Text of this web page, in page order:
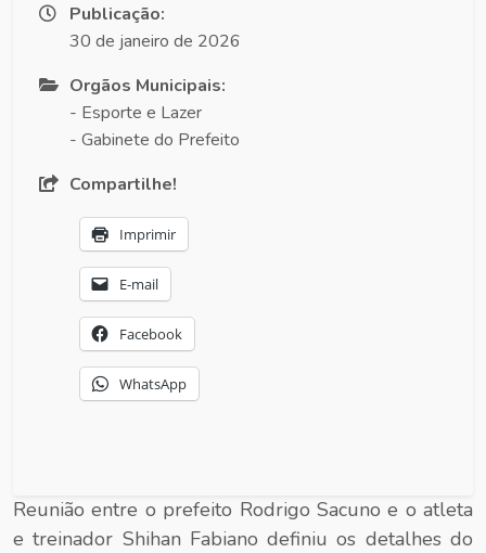
Publicação:
30 de janeiro de 2026
Orgãos Municipais:
- Esporte e Lazer
- Gabinete do Prefeito
Compartilhe!
Imprimir
E-mail
Facebook
WhatsApp
Reunião entre o prefeito Rodrigo Sacuno e o atleta
e treinador Shihan Fabiano definiu os detalhes do